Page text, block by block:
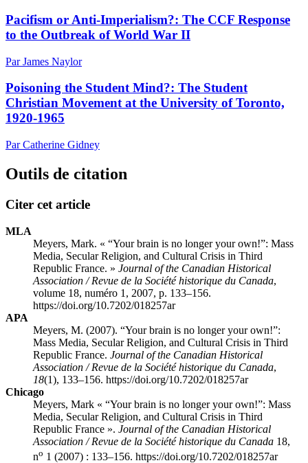
Pacifism or Anti-Imperialism?: The CCF Response
to the Outbreak of World War II
Par James Naylor
Poisoning the Student Mind?: The Student
Christian Movement at the University of Toronto,
1920-1965
Par Catherine Gidney
Outils de citation
Citer cet article
MLA
Meyers, Mark. « “Your brain is no longer your own!”: Mass
Media, Secular Religion, and Cultural Crisis in Third
Republic France. » Journal of the Canadian Historical
Association / Revue de la Société historique du Canada,
volume 18, numéro 1, 2007, p. 133–156.
https://doi.org/10.7202/018257ar
APA
Meyers, M. (2007). “Your brain is no longer your own!”:
Mass Media, Secular Religion, and Cultural Crisis in Third
Republic France. Journal of the Canadian Historical
Association / Revue de la Société historique du Canada,
18(1), 133–156. https://doi.org/10.7202/018257ar
Chicago
Meyers, Mark « “Your brain is no longer your own!”: Mass
Media, Secular Religion, and Cultural Crisis in Third
Republic France ». Journal of the Canadian Historical
Association / Revue de la Société historique du Canada 18,
no 1 (2007) : 133–156. https://doi.org/10.7202/018257ar